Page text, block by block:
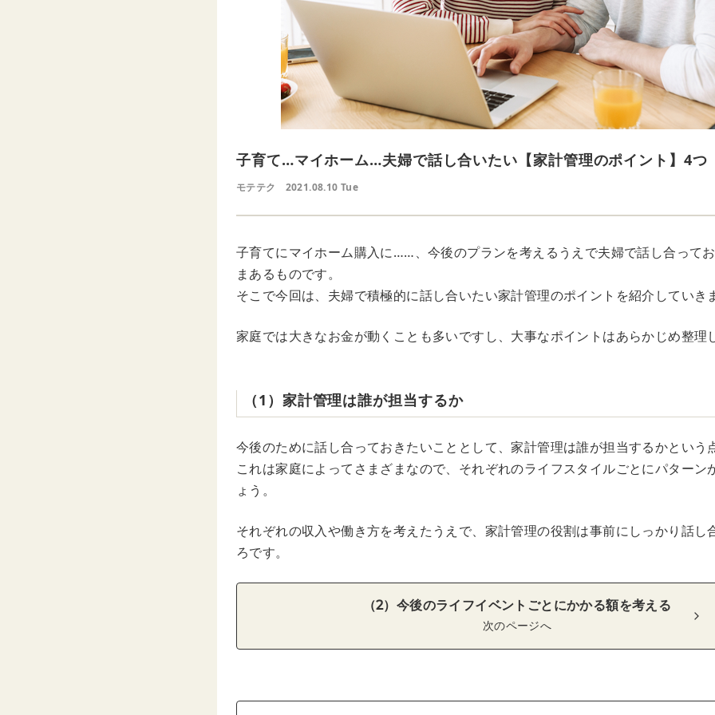
子育て…マイホーム…夫婦で話し合いたい【家計管理のポイント】4つ
モテテク 2021.08.10 Tue
子育てにマイホーム購入に……、今後のプランを考えるうえで夫婦で話し合って
まあるものです。
そこで今回は、夫婦で積極的に話し合いたい家計管理のポイントを紹介していき
家庭では大きなお金が動くことも多いですし、大事なポイントはあらかじめ整理
（1）家計管理は誰が担当するか
今後のために話し合っておきたいこととして、家計管理は誰が担当するかという
これは家庭によってさまざまなので、それぞれのライフスタイルごとにパターン
ょう。
それぞれの収入や働き方を考えたうえで、家計管理の役割は事前にしっかり話し
ろです。
（2）今後のライフイベントごとにかかる額を考える
次のページへ